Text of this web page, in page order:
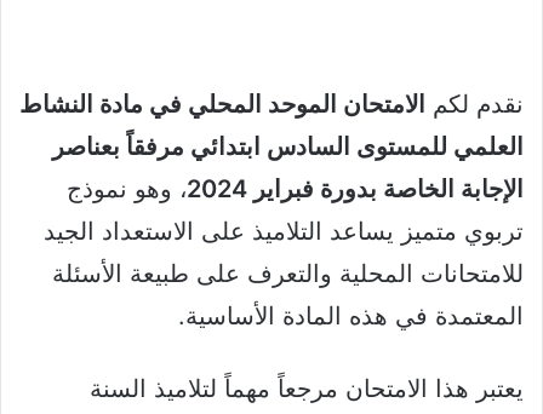
نقدم لكم الامتحان الموحد المحلي في مادة النشاط
العلمي للمستوى السادس ابتدائي مرفقاً بعناصر
الإجابة الخاصة بدورة فبراير 2024
، وهو نموذج
تربوي متميز يساعد التلاميذ على الاستعداد الجيد
للامتحانات المحلية والتعرف على طبيعة الأسئلة
المعتمدة في هذه المادة الأساسية.
يعتبر هذا الامتحان مرجعاً مهماً لتلاميذ السنة